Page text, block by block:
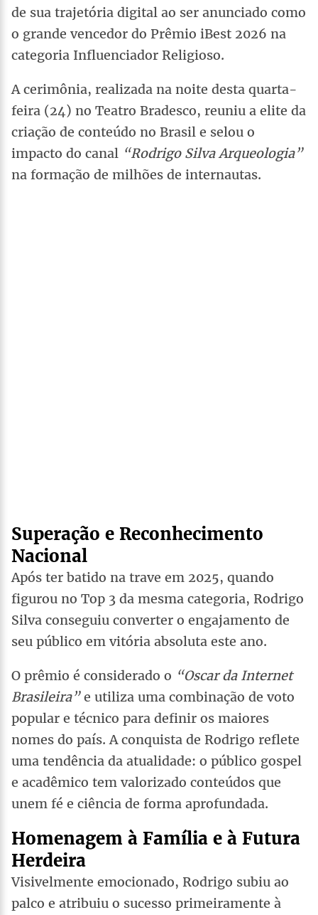
de sua trajetória digital ao ser anunciado como
o grande vencedor do Prêmio iBest 2026 na
categoria Influenciador Religioso.
A cerimônia, realizada na noite desta quarta-
feira (24) no Teatro Bradesco, reuniu a elite da
criação de conteúdo no Brasil e selou o
impacto do canal “Rodrigo Silva Arqueologia”
na formação de milhões de internautas.
Superação e Reconhecimento
Nacional
Após ter batido na trave em 2025, quando
figurou no Top 3 da mesma categoria, Rodrigo
Silva conseguiu converter o engajamento de
seu público em vitória absoluta este ano.
O prêmio é considerado o “Oscar da Internet
Brasileira”e utiliza uma combinação de voto
popular e técnico para definir os maiores
nomes do país. A conquista de Rodrigo reflete
uma tendência da atualidade: o público gospel
e acadêmico tem valorizado conteúdos que
unem fé e ciência de forma aprofundada.
Homenagem à Família e à Futura
Herdeira
Visivelmente emocionado, Rodrigo subiu ao
palco e atribuiu o sucesso primeiramente à